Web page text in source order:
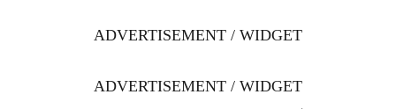
ADVERTISEMENT / WIDGET
ADVERTISEMENT / WIDGET